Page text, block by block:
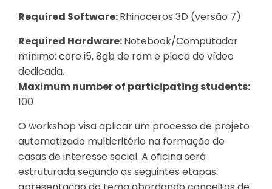
Required Software:Rhinoceros 3D (versão 7)
Required Hardware:Notebook/Computador
mínimo: core i5, 8gb de ram e placa de vídeo
dedicada.
Maximum number of participating students:
100
O workshop visa aplicar um processo de projeto
automatizado multicritério na formação de
casas de interesse social. A oficina será
estruturada segundo as seguintes etapas: